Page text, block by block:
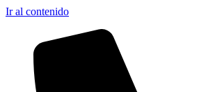
Ir al contenido